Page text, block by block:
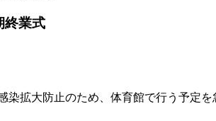
業式
拡大防止のため、体育館で行う予定